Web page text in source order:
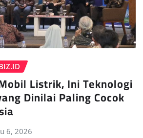
Listrik, Ini Teknologi
Dinilai Paling Cocok
6, 2026